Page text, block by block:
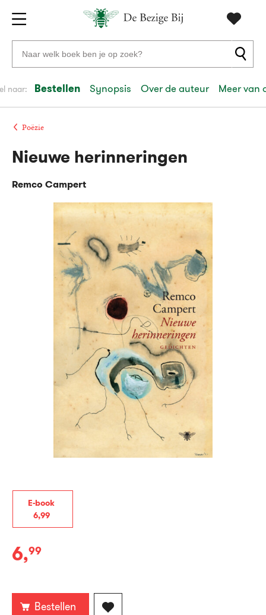
Gratis
verzending
vanaf
20
euro
Voor
23:59
volgendein
Veilig
Gratis
Zoeken
naar
auteurs
en
uitgevers
naar: Bestellen Synopsis Over de auteur Meer van
Poëzie
E-book
6,99
E-
6,99
Bestellen
Nieuwe herinneringen
Remco Campert